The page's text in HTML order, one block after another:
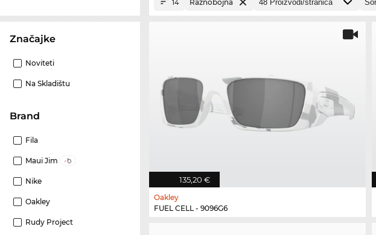
Značajke
Noviteti
Na Skladištu
brand
Fila
Maui Jim
Nike
Oakley
Rudy Project
14 Raznobojna
135,20 €
Oakley
FUEL CELL - 9096G6